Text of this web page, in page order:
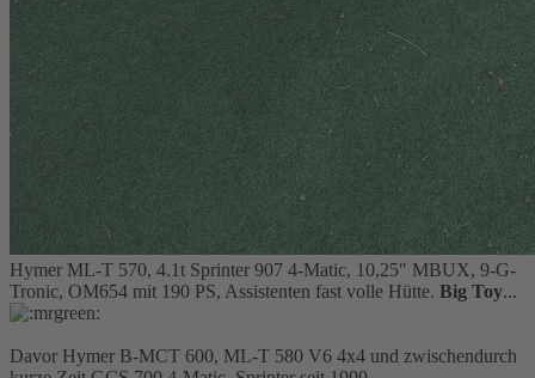
Hymer ML-T 570, 4.1t Sprinter 907 4-Matic, 10,25″ MBUX, 9-G-
Tronic, OM654 mit 190 PS, Assistenten fast volle Hütte. Big Toy...
Davor Hymer B-MCT 600, ML-T 580 V6 4x4 und zwischendurch